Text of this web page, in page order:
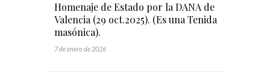
Homenaje de Estado por la DANA de
Valencia (29 oct.2025). (Es una Tenida
masónica).
7 de enero de 2026